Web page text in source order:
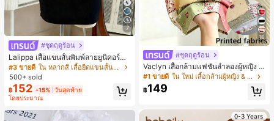
7
#ชุดฤดูร้อน
Lalippa เสื้อแขนสั้นพิมพ์ลายยูนิคอร์นล
ายทางสีตัดกันสำหรับผู้หญิง สไตล์วิทย
าลัย
#3 ขายดี
ใน หลากสี เสื้อยืดแขนสั้นเนื้อนุ่มสำหรับใส่ทุกวัน
500+ sold
฿152 -15% วันสุดท้าย
โดยประมาณ
16
#ชุดฤดูร้อน
Vaclyn เสื้อกล้ามแฟชั่นลำลองผู้หญิง ล
ายแพตช์เวิร์ก แขนกุด คอกลม ติดกระดุ
ม
#1 ขายดี ใน ใหม่ เสื้อกล้ามผู้หญิง & Camis
฿149
0-3 Years